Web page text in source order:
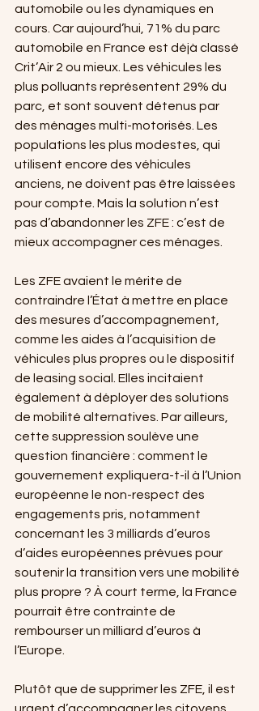
automobile ou les dynamiques en
cours. Car aujourd’hui, 71% du parc
automobile en France est déjà classé
Crit’Air 2 ou mieux. Les véhicules les
plus polluants représentent 29% du
parc, et sont souvent détenus par
des ménages multi-motorisés. Les
populations les plus modestes, qui
utilisent encore des véhicules
anciens, ne doivent pas être laissées
pour compte. Mais la solution n’est
pas d’abandonner les ZFE : c’est de
mieux accompagner ces ménages.
Les ZFE avaient le mérite de
contraindre l’État à mettre en place
des mesures d’accompagnement,
comme les aides à l’acquisition de
véhicules plus propres ou le dispositif
de leasing social. Elles incitaient
également à déployer des solutions
de mobilité alternatives. Par ailleurs,
cette suppression soulève une
question financière : comment le
gouvernement expliquera-t-il à l’Union
européenne le non-respect des
engagements pris, notamment
concernant les 3 milliards d’euros
d’aides européennes prévues pour
soutenir la transition vers une mobilité
plus propre ? À court terme, la France
pourrait être contrainte de
rembourser un milliard d’euros à
l’Europe.
Plutôt que de supprimer les ZFE, il est
urgent d’accompagner les citoyens